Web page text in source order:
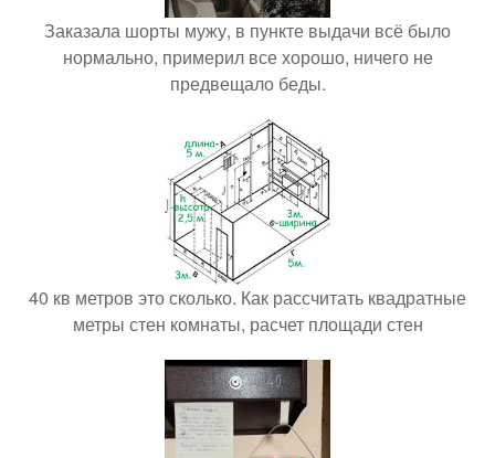
Заказала шорты мужу, в пункте выдачи всё было
нормально, примерил все хорошо, ничего не
предвещало беды.
40 кв метров это сколько. Как рассчитать квадратные
метры стен комнаты, расчет площади стен